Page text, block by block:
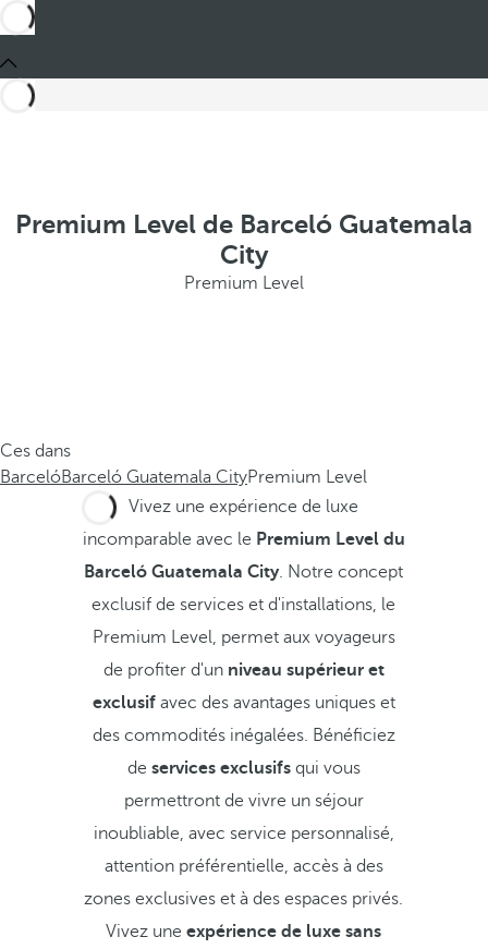
Premium Level de Barceló Guatemala
City
Premium Level
Ces dans
BarcelóBarceló Guatemala CityPremium Level
Vivez une expérience de luxe
incomparable avec le Premium Level du
Barceló Guatemala City. Notre concept
exclusif de services et d'installations, le
Premium Level, permet aux voyageurs
de profiter d'un niveau supérieur et
exclusifavec des avantages uniques et
des commodités inégalées. Bénéficiez
de services exclusifsqui vous
permettront de vivre un séjour
inoubliable, avec service personnalisé,
attention préférentielle, accès à des
zones exclusives et à des espaces privés.
Vivez uneexpérience de luxe sans